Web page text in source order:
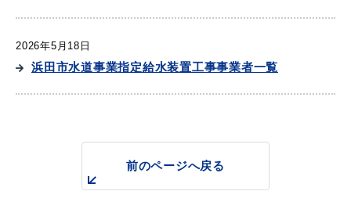
目的から探す
届出・証明 税金
2026年5月18日
浜田市水道事業指定給水装置工事事業者一覧
前のページへ戻る